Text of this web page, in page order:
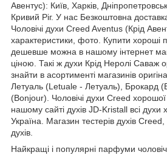
Авентус): Київ, Харків,
Кривий Ріг. У нас Безкоштовна
Чоловічі духи Creed Aventus (Крід
характеристики, фото. Купити
дешевше можна в нашому інтернет
ціною. Такі ж духи Крід Неролі Саваж
знайти в асортименті магазинів
Летуаль (Letuale - Летуаль), Брокард
(Bonjour). Чоловічі духи Creed хорошої
нашому сайті духів JD-Kristall всі духи
Україна. Магазин тестерів духів
духів.
Найкращі і популярні парфуми